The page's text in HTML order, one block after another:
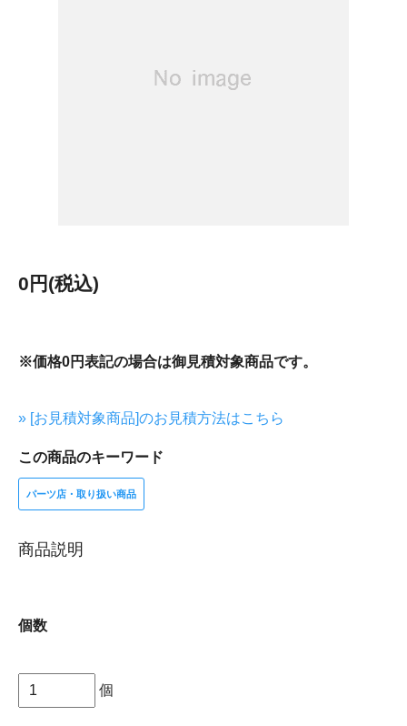
0円(税込)
※価格0円表記の場合は御見積対象商品です。
» [お見積対象商品]のお見積方法はこちら
この商品のキーワード
パーツ店・取り扱い商品
商品説明
個数
個